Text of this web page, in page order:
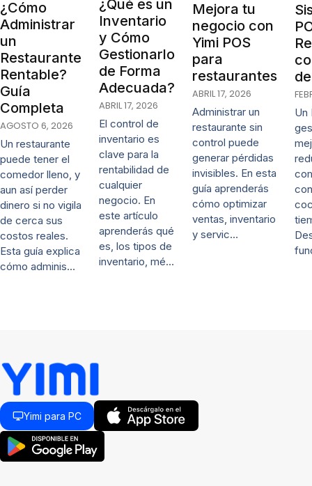
¿Cómo
Administrar
un
Restaurante
Rentable?
Guía
Completa
AGOSTO 6, 2026
Un restaurante
puede tener el
comedor lleno, y
aun así perder
dinero si no vigila
de cerca sus
costos reales.
Esta guía explica
cómo adminis…
¿Qué es un
Inventario
y Cómo
Gestionarlo
de Forma
Adecuada?
ABRIL 17, 2026
El control de
inventario es
clave para la
rentabilidad de
cualquier
negocio. En
este artículo
aprenderás qué
es, los tipos de
inventario, mé…
Mejora tu
negocio con
Yimi POS
para
restaurantes
ABRIL 17, 2026
Administrar un
restaurante sin
control puede
generar pérdidas
invisibles. En esta
guía aprenderás
cómo optimizar
ventas, inventario
y servic…
Un
Yimi para PC